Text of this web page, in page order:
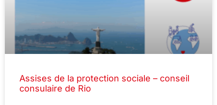
Assises de la protection sociale – conseil
consulaire de Rio